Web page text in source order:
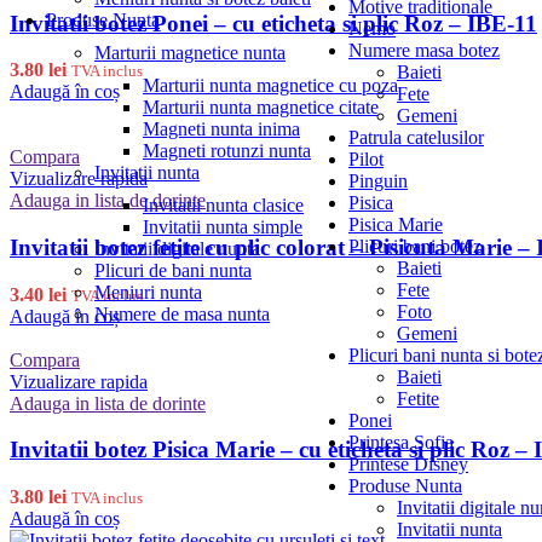
Motive traditionale
Nemo
Numere masa botez
Baieti
Fete
Gemeni
Patrula catelusilor
Pilot
Pinguin
Pisica
Pisica Marie
Plicuri bani botez
Baieti
Fete
Foto
Gemeni
Plicuri bani nunta si
Baieti
Fetite
Ponei
Printesa Sofia
Printese Disney
Produse Nunta
Invitatii digitale
Invitatii nunta
Produse Nunta
Marturii magnetice nunta
Marturii nunta magnetice cu poza
Marturii nunta magnetice citate
Magneti nunta inima
Magneti rotunzi nunta
Invitatii nunta
Invitatii nunta clasice
Invitatii nunta simple
Invitatii digitale nunta
Plicuri de bani nunta
Meniuri nunta
Numere de masa nunta
Invitatii botez Ponei – cu eticheta si plic Roz – IBE-11
3.80 lei TVA inclus
Adaugă în coș
Compara
Vizualizare rapida
Adauga in lista de dorinte
Invitatii botez fetite cu plic colorat – Pisicuta Marie –
3.40 lei TVA inclus
Adaugă în coș
Compara
Vizualizare rapida
Adauga in lista de dorinte
Invitatii botez Pisica Marie – cu eticheta si plic Roz –
3.80 lei TVA inclus
Adaugă în coș